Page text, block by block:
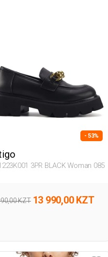
- 53%
3PR BLACK Woman 085
KZT 13 990,00 KZT